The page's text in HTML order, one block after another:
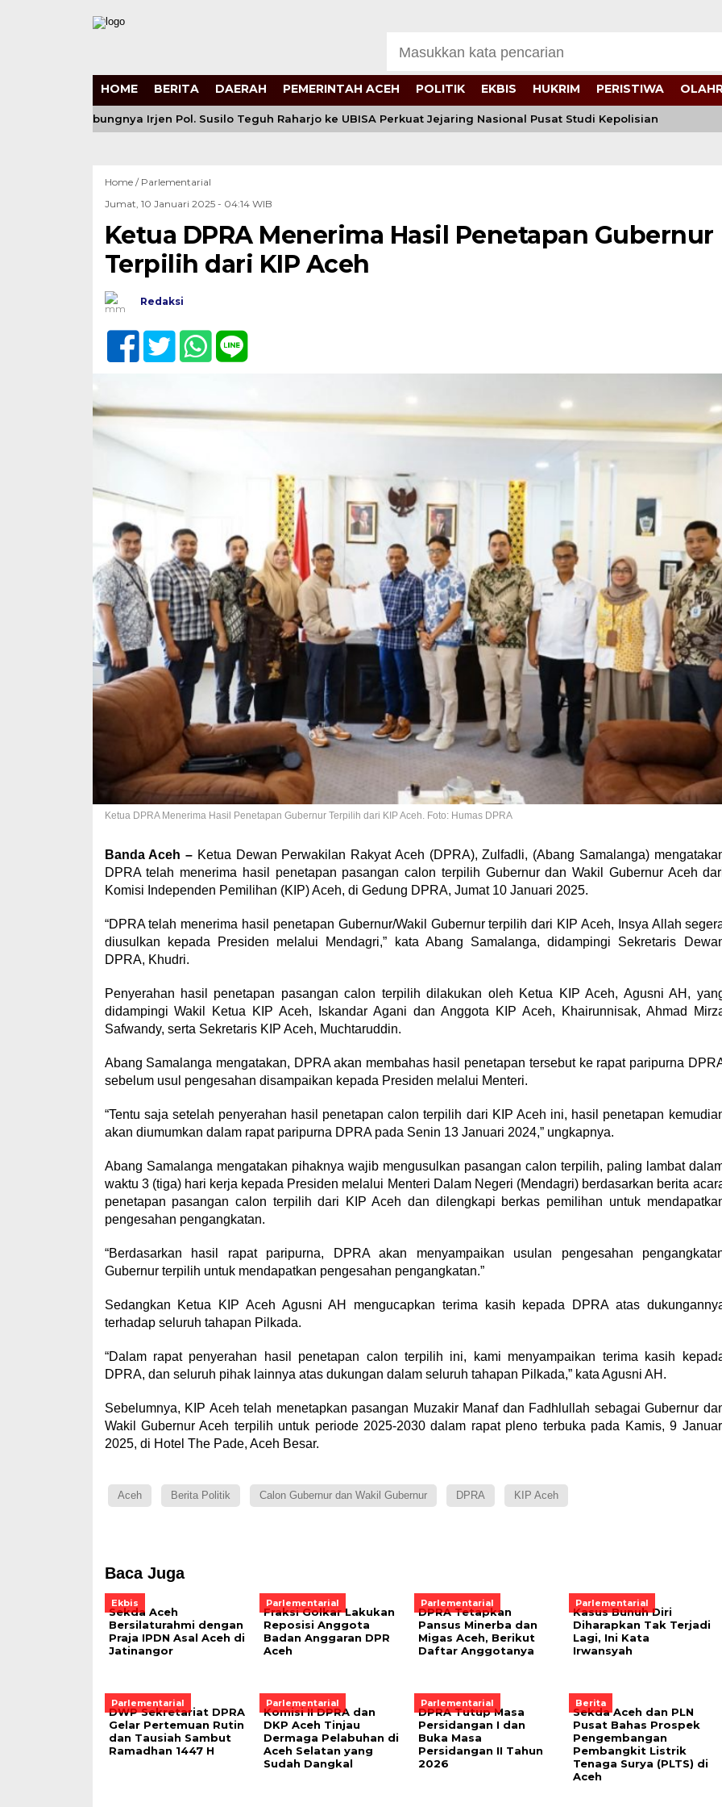
HOME BERITA DAERAH PEMERINTAH ACEH POLITIK EKBIS HUKRIM PERISTIWA
Bergabungnya Irjen Pol. Susilo Teguh Raharjo ke UBISA Perkuat Jejaring Nasional Pusat Studi Kepolisian
Home / Parlementarial
Jumat, 10 Januari 2025 - 04:14 WIB
Ketua DPRA Menerima Hasil Penetapan Gubernur
Terpilih dari KIP Aceh
Redaksi
Ketua DPRA Menerima Hasil Penetapan Gubernur Terpilih dari KIP Aceh. Foto: Humas DPRA
Banda Aceh – Ketua Dewan Perwakilan Rakyat Aceh (DPRA), Zulfadli, (Abang Samalanga)
DPRA telah menerima hasil penetapan pasangan calon terpilih Gubernur dan Wakil Gubernur Aceh
Komisi Independen Pemilihan (KIP) Aceh, di Gedung DPRA, Jumat 10 Januari 2025.
“DPRA telah menerima hasil penetapan Gubernur/Wakil Gubernur terpilih dari KIP Aceh, Insya Allah
diusulkan kepada Presiden melalui Mendagri,” kata Abang Samalanga, didampingi Sekretaris
DPRA, Khudri.
Penyerahan hasil penetapan pasangan calon terpilih dilakukan oleh Ketua KIP Aceh, Agusni AH,
didampingi Wakil Ketua KIP Aceh, Iskandar Agani dan Anggota KIP Aceh, Khairunnisak, Ahmad
Safwandy, serta Sekretaris KIP Aceh, Muchtaruddin.
Abang Samalanga mengatakan, DPRA akan membahas hasil penetapan tersebut ke rapat paripurna
sebelum usul pengesahan disampaikan kepada Presiden melalui Menteri.
“Tentu saja setelah penyerahan hasil penetapan calon terpilih dari KIP Aceh ini, hasil penetapan
akan diumumkan dalam rapat paripurna DPRA pada Senin 13 Januari 2024,” ungkapnya.
Abang Samalanga mengatakan pihaknya wajib mengusulkan pasangan calon terpilih, paling lambat
waktu 3 (tiga) hari kerja kepada Presiden melalui Menteri Dalam Negeri (Mendagri) berdasarkan berita
penetapan pasangan calon terpilih dari KIP Aceh dan dilengkapi berkas pemilihan untuk
pengesahan pengangkatan.
“Berdasarkan hasil rapat paripurna, DPRA akan menyampaikan usulan pengesahan
Gubernur terpilih untuk mendapatkan pengesahan pengangkatan.”
Sedangkan Ketua KIP Aceh Agusni AH mengucapkan terima kasih kepada DPRA atas
terhadap seluruh tahapan Pilkada.
“Dalam rapat penyerahan hasil penetapan calon terpilih ini, kami menyampaikan terima kasih
DPRA, dan seluruh pihak lainnya atas dukungan dalam seluruh tahapan Pilkada,” kata Agusni AH.
Sebelumnya, KIP Aceh telah menetapkan pasangan Muzakir Manaf dan Fadhlullah sebagai Gubernur
Wakil Gubernur Aceh terpilih untuk periode 2025-2030 dalam rapat pleno terbuka pada Kamis, 9
2025, di Hotel The Pade, Aceh Besar.
Aceh Berita Politik Calon Gubernur dan Wakil Gubernur DPRA KIP Aceh
Baca Juga
Ekbis
Sekda Aceh
Bersilaturahmi dengan
Praja IPDN Asal Aceh di
Jatinangor
Parlementarial
Fraksi Golkar Lakukan
Reposisi Anggota
Badan Anggaran DPR
Aceh
Parlementarial
DPRA Tetapkan
Pansus Minerba dan
Migas Aceh, Berikut
Daftar Anggotanya
Parlementarial
Kasus Bunuh Diri
Diharapkan Tak Terjadi
Lagi, Ini Kata
Irwansyah
Parlementarial
DWP Sekretariat DPRA
Gelar Pertemuan Rutin
dan Tausiah Sambut
Ramadhan 1447 H
Parlementarial
Komisi II DPRA dan
DKP Aceh Tinjau
Dermaga Pelabuhan di
Aceh Selatan yang
Sudah Dangkal
Parlementarial
DPRA Tutup Masa
Persidangan I dan
Buka Masa
Persidangan II Tahun
2026
Berita
Sekda Aceh dan PLN
Pusat Bahas Prospek
Pengembangan
Pembangkit Listrik
Tenaga Surya (PLTS) di
Aceh